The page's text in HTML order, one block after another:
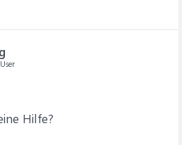
Hilfe?